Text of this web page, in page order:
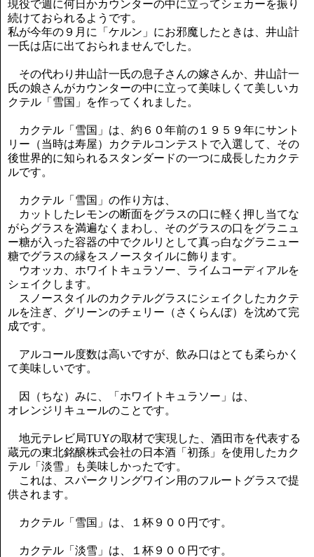
現役で週に何日かカウンターの中に立ってシェカーを振り
続けておられるようです。
私が今年の９月に「ケルン」にお邪魔したときは、井山計
一氏は店に出ておられませんでした。
その代わり井山計一氏の息子さんの嫁さんか、井山計一
氏の娘さんがカウンターの中に立って美味しくて美しいカ
クテル「雪国」を作ってくれました。
カクテル「雪国」は、約６０年前の１９５９年にサント
リー（当時は寿屋）カクテルコンテストで入選して、その
後世界的に知られるスタンダードの一つに成長したカクテ
ルです。
カクテル「雪国」の作り方は、
カットしたレモンの断面をグラスの口に軽く押し当てな
がらグラスを満遍なくまわし、そのグラスの口をグラニュ
ー糖が入った容器の中でクルリとして真っ白なグラニュー
糖でグラスの縁をスノースタイルに飾ります。
ウオッカ、ホワイトキュラソー、ライムコーディアルを
シェイクします。
スノースタイルのカクテルグラスにシェイクしたカクテ
ルを注ぎ、グリーンのチェリー（さくらんぼ）を沈めて完
成です。
アルコール度数は高いですが、飲み口はとても柔らかく
て美味しいです。
因（ちな）みに、「ホワイトキュラソー」は、
オレンジリキュールのことです。
地元テレビ局TUYの取材で実現した、酒田市を代表する
蔵元の東北銘醸株式会社の日本酒「初孫」を使用したカク
テル「淡雪」も美味しかったです。
これは、スパークリングワイン用のフルートグラスで提
供されます。
カクテル「雪国」は、１杯９００円です。
カクテル「淡雪」は、１杯９００円です。